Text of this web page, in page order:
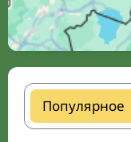
Популярное